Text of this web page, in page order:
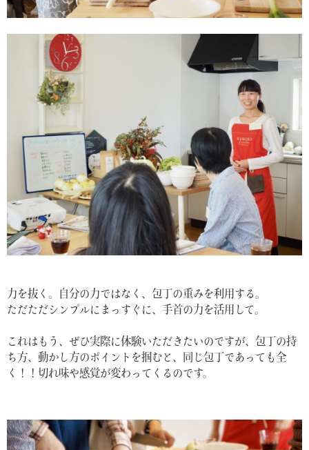
力を抜く。自分の力ではなく、包丁の重みを利用する。
ただただシンプルにまっすぐに、手首の力を活用して。
これはもう、ぜひ実際に体験いただきたいのですが、包丁の持
ち方、動かし方のポイントを掴むと、同じ包丁であっても全
く！！切れ味や感覚が変わってくるのです。